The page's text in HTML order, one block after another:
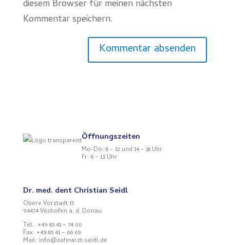
diesem Browser für meinen nächsten
Kommentar speichern.
Öffnungszeiten
Mo-Do: 8 – 12 und 14 – 18 Uhr
Fr: 8 – 13 Uhr
Dr. med. dent Christian Seidl
Obere Vorstadt 15
94474 Vilshofen a. d. Donau
Tel.: +49 85 41 – 74 00
Fax: +49 85 41 – 66 69
Mail: info@zahnarzt-seidl.de